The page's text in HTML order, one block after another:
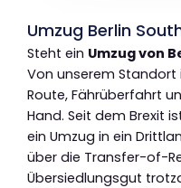
Umzug Berlin
Steht ein Umzug von
Von unserem Standort
Route, Fährüberfahrt
Hand. Seit dem Brexit
ein Umzug in ein
über die Transfer-of-
Übersiedlungsgut